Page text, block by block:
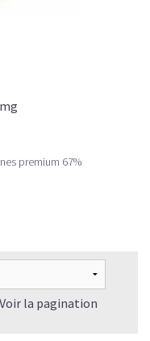
Tonus - Vitalité - Energie; riche en Protéines premium 67%
Voir la pagination